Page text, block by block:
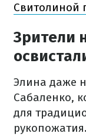
Свитолиной
Зрители
Элина даже
Сабаленко,
для